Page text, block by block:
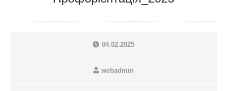
04.02.2025
webadmin